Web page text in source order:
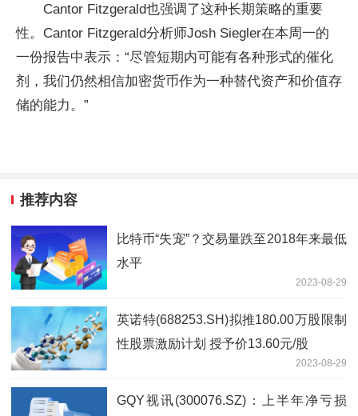
Cantor Fitzgerald也强调了这种长期策略的重要
性。Cantor Fitzgerald分析师Josh Siegler在本周一的
一份报告中表示：“尽管短期内可能有各种形式的催化
剂，我们仍然相信加密货币作为一种替代资产和价值存
储的能力。”
推荐内容
比特币“失宠”？交易量跌至2018年来最低
水平
2023-08-29
英诺特(688253.SH)拟推180.00万股限制
性股票激励计划 授予价13.60元/股
2023-08-29
GQY视讯(300076.SZ)：上半年净亏损